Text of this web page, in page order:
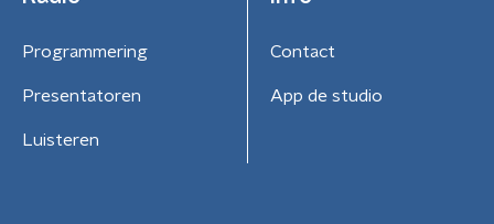
Programmering
Presentatoren
Luisteren
Contact
App de studio